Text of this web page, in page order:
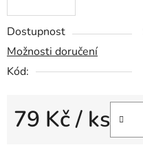
Dostupnost
Možnosti doručení
Kód:
79 Kč/ ks